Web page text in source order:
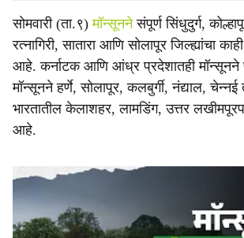
सोमवारी (ता.९)मॉन्सूननेसंपूर्ण सिंधुदुर्ग,
रत्नागिरी, सातारा आणि सोलापूर जिल्ह्यांचा
आहे. कर्नाटक आणि आंध्र प्रदेशातही
मॉन्सूनने हर्णे, सोलापूर, कलबुर्गी, नंद्याल,
भारतातील केलाशहर, लामडिंग, उत्तर
आहे.